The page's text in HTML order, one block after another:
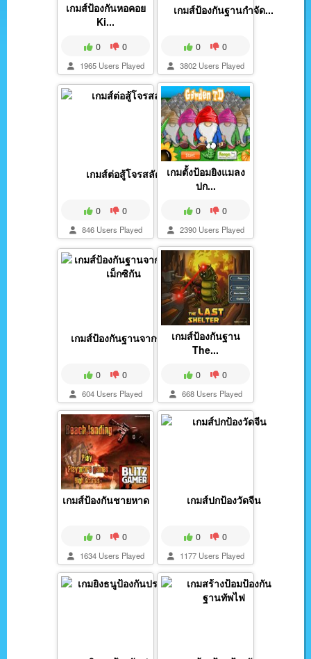
เกมส์ป้องกันหอคอย
Ki...
0 0
1965 Users Played
เกมส์ป้องกันฐานกำจัด...
0 0
3802 Users Played
เกมส์ต่อสู้โจรสลัด
0 0
846 Users Played
เกมตั้งป้อมยิงแมลง
ปก...
0 0
2390 Users Played
เกมส์ป้องกันฐานจากซอ...
0 0
604 Users Played
เกมส์ป้องกันฐาน
The...
0 0
668 Users Played
เกมส์ป้องกันชายหาด
0 0
1634 Users Played
เกมส์ปกป้องวัดจีน
0 0
1177 Users Played